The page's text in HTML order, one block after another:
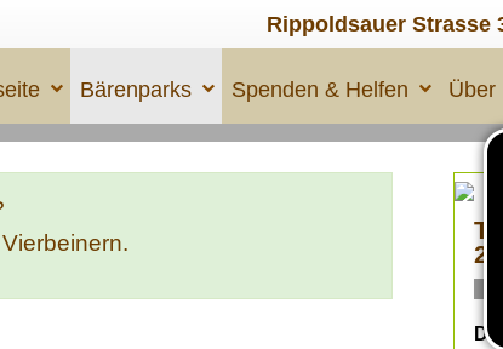
Rippoldsauer Strasse
Bärenparks Spenden & Helfen Über
2